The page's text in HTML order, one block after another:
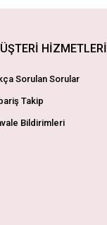
HİZMETLERİ
Sorulan Sorular
Takip
Bildirimleri